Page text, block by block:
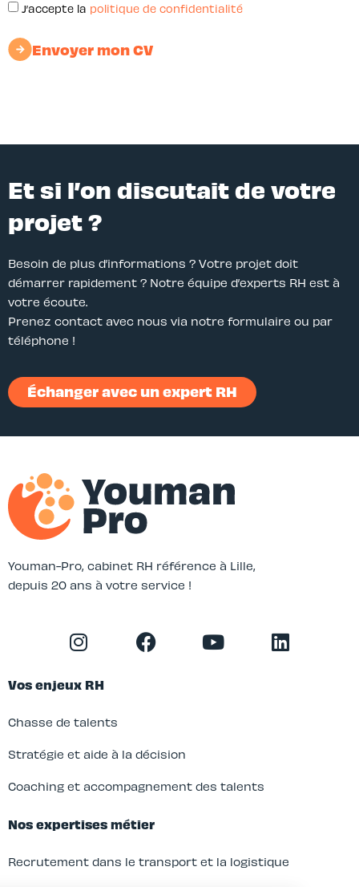
J’accepte la politique de confidentialité
Envoyer mon CV
Et si l’on discutait de votre
projet ?
Besoin de plus d’informations ? Votre projet doit
démarrer rapidement ? Notre équipe d’experts RH est à
votre écoute.
Prenez contact avec nous via notre formulaire ou par
téléphone !
Échanger avec un expert RH
Youman-Pro, cabinet RH référence à Lille,
depuis 20 ans à votre service !
Vos enjeux RH
Chasse de talents
Stratégie et aide à la décision
Coaching et accompagnement des talents
Nos expertises métier
Recrutement dans le transport et la logistique